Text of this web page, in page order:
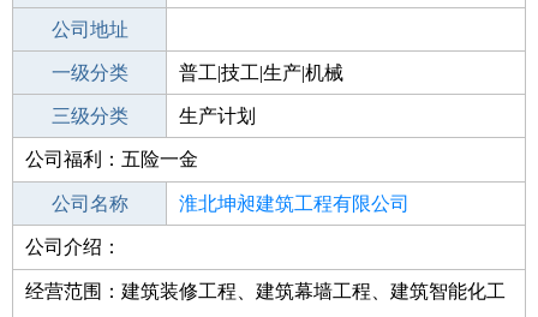
招聘结束时间
公司地址
一级分类 普工|技工|生产|机械
二级分类 生产/研发
三级分类 生产计划
其他行业
公司福利：五险一金
公司名称 淮北坤昶建筑工程有限公司
公司类型
公司介绍：
经营范围：建筑装修工程、建筑幕墙工程、建筑智能化工